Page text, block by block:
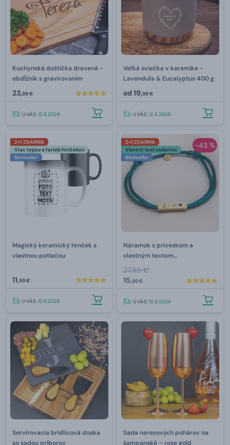
Kuchynská doštička drevená -
obdĺžnik s gravírovaním
23,99 €
U VÁS:12.8.2026
Veľká sviečka v keramike -
Lavenduľa & Eucalyptus 400 g
od 19,99 €
U VÁS:12.8.2026
2+1 ZDARMA
Viac typov a farieb hrnčekov
Bestseller
Magický keramický hrnček s
vlastnou potlačou
11,99 €
U VÁS:12.8.2026
-43 %
2+1 ZDARMA
Vlastný text zadarmo
Bestseller
Náramok s príveskom a
vlastným textom
(dvojitá šnúrka)
27,99 €
15,99 €
U VÁS:12.8.2026
Servírovacia bridlicová doska
so sadou príborov
Sada nerezových pohárov na
šampanské – rose gold